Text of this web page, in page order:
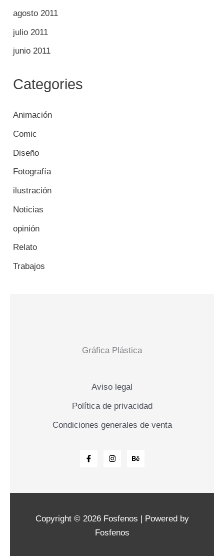
agosto 2011
julio 2011
junio 2011
Categories
Animación
Comic
Diseño
Fotografía
ilustración
Noticias
opinión
Relato
Trabajos
Gráfica Plástica
Aviso legal
Política de privacidad
Condiciones generales de venta
Copyright © 2026 Fosfenos | Powered by
Fosfenos